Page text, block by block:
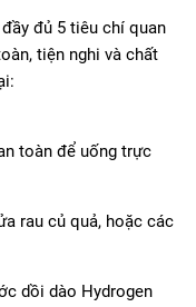
đủ 5 tiêu chí quan
tiện nghi và chất
toàn để uống trực
rau củ quả, hoặc các
dồi dào Hydrogen